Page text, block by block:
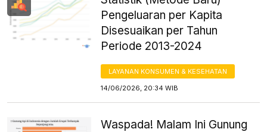
Pengeluaran per Kapita
Disesuaikan per Tahun
Periode 2013-2024
LAYANAN KONSUMEN & KESEHATAN
14/06/2026, 20:34 WIB
Waspada! Malam Ini Gunung